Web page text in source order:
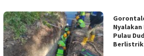
Pulau
Berlistrik